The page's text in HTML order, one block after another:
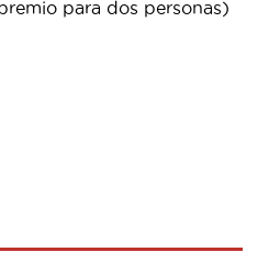
para dos personas)